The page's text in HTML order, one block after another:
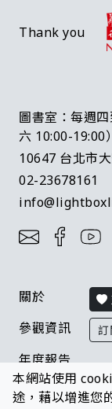
Thank you
圖書室：每週
六 10:00-19:00）
10647 台北市
02-23678161
關於
參觀資訊
年度報告
FAQ
訂
本網站使用
途，藉以增進您